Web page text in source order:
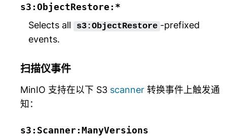
s3:ObjectRestore:*
Selects all s3:ObjectRestore -prefixed
events.
扫描仪事件
MinIO 支持在以下 S3 scanner 转换事件上触发通
知：
s3:Scanner:ManyVersions